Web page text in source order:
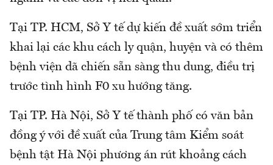
Tại TP. HCM, Sở Y tế dự kiến đề xuất sớm triển
khai lại các khu cách ly quận, huyện và có thêm
bệnh viện dã chiến sẵn sàng thu dung, điều trị
trước tình hình F0 xu hướng tăng.
Tại TP. Hà Nội, Sở Y tế thành phố có văn bản
đồng ý với đề xuất của Trung tâm Kiểm soát
bệnh tật Hà Nội phương án rút khoảng cách